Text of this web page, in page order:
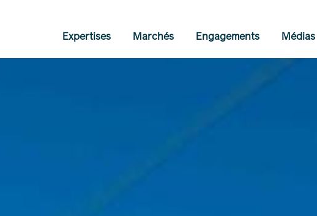
Expertises Marchés Engagements Médias